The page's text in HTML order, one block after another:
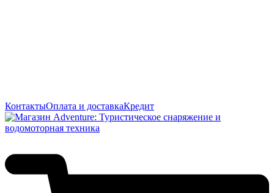
КонтактыОплата и доставкаКредит